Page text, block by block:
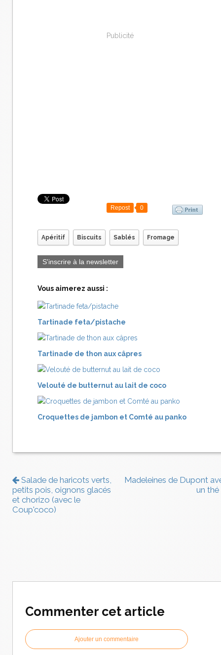
Publicité
Repost 0
Apéritif Biscuits Sablés Fromage
S'inscrire à la newsletter
Vous aimerez aussi :
Tartinade feta/pistache
Tartinade de thon aux câpres
Velouté de butternut au lait de coco
Croquettes de jambon et Comté au panko
Salade de haricots verts,
petits pois, oignons glacés
et chorizo (avec le
Coup'coco)
Madeleines de Dupont
un thé
Commenter cet article
Ajouter un commentaire